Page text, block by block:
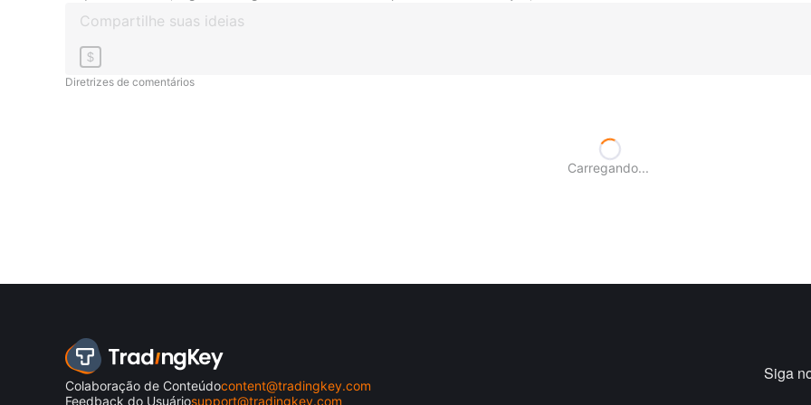
$
Diretrizes de comentários
Carregando...
Colaboração de Conteúdocontent@tradingkey.com
Feedback do Usuáriosupport@tradingkey.com
Siga